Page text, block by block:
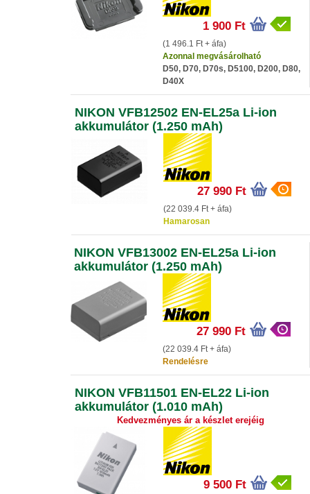
1 900 Ft
(1 496.1 Ft + áfa)
Azonnal megvásárolható
D50, D70, D70s, D5100, D200, D80,
D40X
NIKON VFB12502 EN-EL25a Li-ion
akkumulátor (1.250 mAh)
27 990 Ft
(22 039.4 Ft + áfa)
Hamarosan
NIKON VFB13002 EN-EL25a Li-ion
akkumulátor (1.250 mAh)
27 990 Ft
(22 039.4 Ft + áfa)
Rendelésre
NIKON VFB11501 EN-EL22 Li-ion
akkumulátor (1.010 mAh)
Kedvezményes ár a készlet erejéig
9 500 Ft